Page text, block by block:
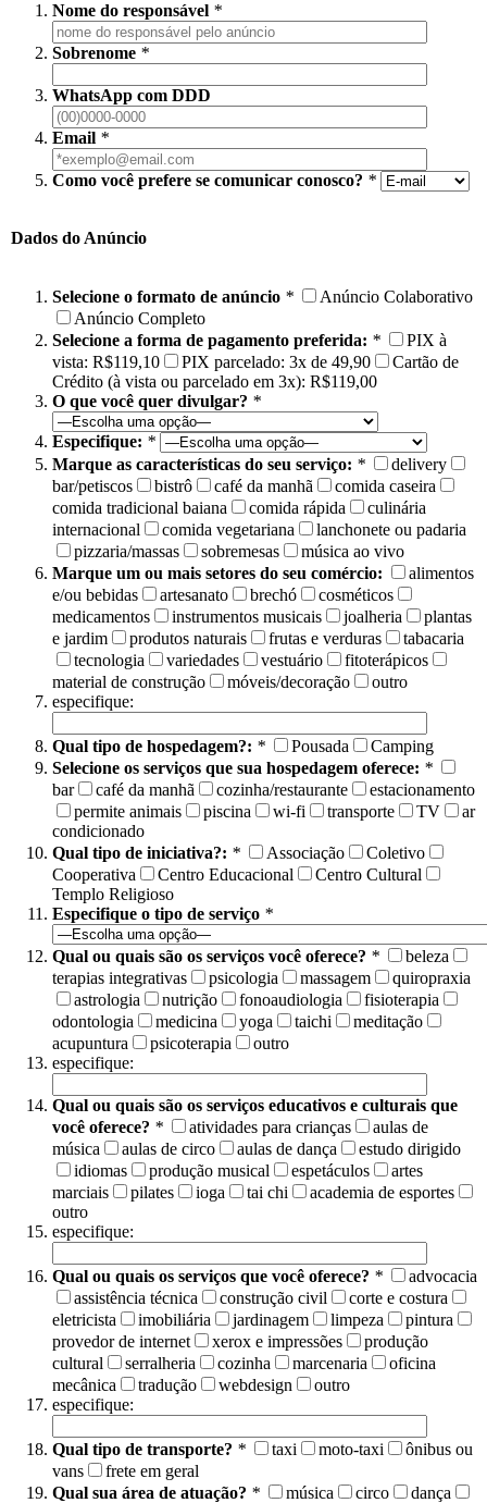
Nome do responsável *
Sobrenome *
WhatsApp com DDD
Email *
Como você prefere se comunicar conosco? *
Dados do Anúncio
Selecione o formato de anúncio *
Anúncio Colaborativo
Anúncio Completo
Selecione a forma de pagamento preferida: *
PIX à
vista: R$119,10
PIX parcelado: 3x de 49,90
Cartão de
Crédito (à vista ou parcelado em 3x): R$119,00
O que você quer divulgar? *
Especifique: *
Marque as características do seu serviço: *
delivery
bar/petiscos
bistrô café da manhã
comida caseira
comida tradicional baiana
comida rápida
culinária
internacional
comida vegetariana
lanchonete ou padaria
pizzaria/massas
sobremesas
música ao vivo
Marque um ou mais setores do seu comércio:
alimentos
e/ou bebidas
artesanato brechó
cosméticos
medicamentos
instrumentos musicais joalheria
plantas
e jardim
produtos naturais frutas e verduras
tabacaria
tecnologia
variedades vestuário
fitoterápicos
material de construção
móveis/decoração
outro
especifique:
Qual tipo de hospedagem?: * Pousada
Camping
Selecione os serviços que sua hospedagem oferece: *
bar
café da manhã cozinha/restaurante
estacionamento
permite animais
piscina wi-fi transporte TV
ar
condicionado
Qual tipo de iniciativa?: * Associação
Coletivo
Cooperativa
Centro Educacional
Centro Cultural
Templo Religioso
Especifique o tipo de serviço *
Qual ou quais são os serviços você oferece? *
beleza
terapias integrativas
psicologia massagem
quiropraxia
astrologia
nutrição fonoaudiologia
fisioterapia
odontologia
medicina yoga taichi
meditação
acupuntura
psicoterapia
outro
especifique:
Qual ou quais são os serviços educativos e culturais que
você oferece? * atividades para crianças
aulas de
música
aulas de circo aulas de dança
estudo dirigido
idiomas
produção musical espetáculos
artes
marciais
pilates ioga tai chi
academia de esportes
outro
especifique:
Qual ou quais os serviços que você oferece? *
advocacia
assistência técnica
construção civil
corte e costura
eletricista
imobiliária jardinagem limpeza
pintura
provedor de internet
xerox e impressões
produção
cultural
serralheria cozinha marcenaria
oficina
mecânica
tradução webdesign
outro
especifique:
Qual tipo de transporte? * taxi moto-taxi
ônibus ou
vans
frete em geral
Qual sua área de atuação? * música circo
dança